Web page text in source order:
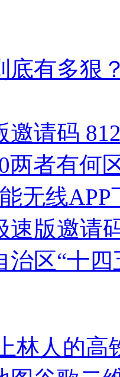
底有多狠
请码
两者有何
无线APP
速版邀请
治区“十
林人的高